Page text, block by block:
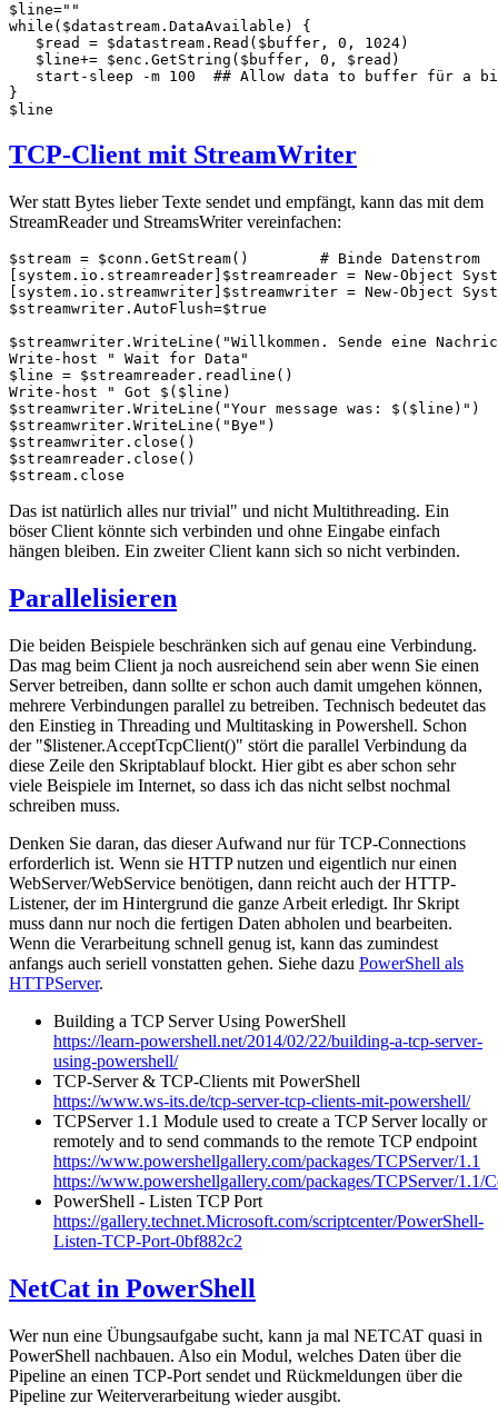
$line=""
while($datastream.DataAvailable) {
   $read = $datastream.Read($buffer, 0, 1024)
   $line+= $enc.GetString($buffer, 0, $read)
start-sleep -m 100  ## Allow data to buffer für a
}
$line
TCP-Client mit StreamWriter
Wer statt Bytes lieber Texte sendet und empfängt, kann das mit dem
StreamReader und StreamsWriter vereinfachen:
$stream = $conn.GetStream()        # Binde Datenstrom
[system.io.streamreader]$streamreader = New-Object
[system.io.streamwriter]$streamwriter = New-Object
$streamwriter.AutoFlush=$true
$streamwriter.WriteLine("Willkommen. Sende eine
Write-host " Wait for Data"
$line = $streamreader.readline()
Write-host " Got $($line)
$streamwriter.WriteLine("Your message was: $($line)")
$streamwriter.WriteLine("Bye")
$streamwriter.close()
$streamreader.close()
$stream.close
Das ist natürlich alles nur trivial" und nicht Multithreading. Ein
böser Client könnte sich verbinden und ohne Eingabe einfach
hängen bleiben. Ein zweiter Client kann sich so nicht verbinden.
Parallelisieren
Die beiden Beispiele beschränken sich auf genau eine Verbindung.
Das mag beim Client ja noch ausreichend sein aber wenn Sie einen
Server betreiben, dann sollte er schon auch damit umgehen können,
mehrere Verbindungen parallel zu betreiben. Technisch bedeutet das
den Einstieg in Threading und Multitasking in Powershell. Schon
der "$listener.AcceptTcpClient()" stört die parallel Verbindung da
diese Zeile den Skriptablauf blockt. Hier gibt es aber schon sehr
viele Beispiele im Internet, so dass ich das nicht selbst nochmal
schreiben muss.
Denken Sie daran, das dieser Aufwand nur für TCP-Connections
erforderlich ist. Wenn sie HTTP nutzen und eigentlich nur einen
WebServer/WebService benötigen, dann reicht auch der HTTP-
Listener, der im Hintergrund die ganze Arbeit erledigt. Ihr Skript
muss dann nur noch die fertigen Daten abholen und bearbeiten.
Wenn die Verarbeitung schnell genug ist, kann das zumindest
anfangs auch seriell vonstatten gehen. Siehe dazu PowerShell als
HTTPServer.
Building a TCP Server Using PowerShell
https://learn-powershell.net/2014/02/22/building-a-tcp-server-
using-powershell/
TCP-Server & TCP-Clients mit PowerShell
https://www.ws-its.de/tcp-server-tcp-clients-mit-powershell/
TCPServer 1.1 Module used to create a TCP Server locally or
remotely and to send commands to the remote TCP endpoint
https://www.powershellgallery.com/packages/TCPServer/1.1
https://www.powershellgallery.com/packages/TCPServer/1.1/
PowerShell - Listen TCP Port
https://gallery.technet.Microsoft.com/scriptcenter/PowerShell-
Listen-TCP-Port-0bf882c2
NetCat in PowerShell
Wer nun eine Übungsaufgabe sucht, kann ja mal NETCAT quasi in
PowerShell nachbauen. Also ein Modul, welches Daten über die
Pipeline an einen TCP-Port sendet und Rückmeldungen über die
Pipeline zur Weiterverarbeitung wieder ausgibt.